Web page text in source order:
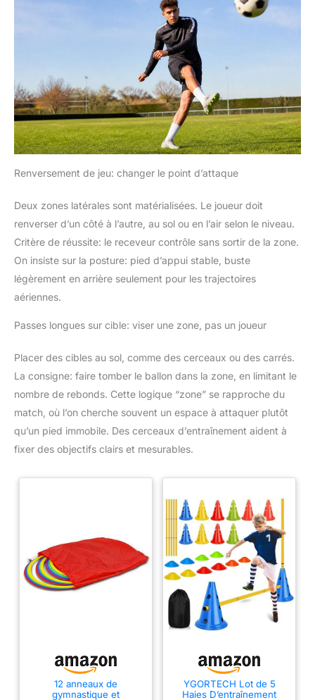
Renversement de jeu: changer le point d’attaque
Deux zones latérales sont matérialisées. Le joueur doit
renverser d’un côté à l’autre, au sol ou en l’air selon le niveau.
Critère de réussite: le receveur contrôle sans sortir de la zone.
On insiste sur la posture: pied d’appui stable, buste
légèrement en arrière seulement pour les trajectoires
aériennes.
Passes longues sur cible: viser une zone, pas un joueur
Placer des cibles au sol, comme des cerceaux ou des carrés.
La consigne: faire tomber le ballon dans la zone, en limitant le
nombre de rebonds. Cette logique “zone” se rapproche du
match, où l’on cherche souvent un espace à attaquer plutôt
qu’un pied immobile. Des cerceaux d’entraînement aident à
fixer des objectifs clairs et mesurables.
12 anneaux de
gymnastique et
YGORTECH Lot de 5
Haies D’entraînement